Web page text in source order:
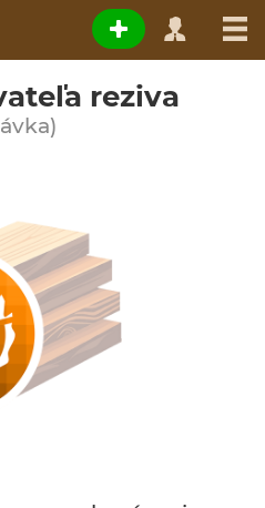
reziva